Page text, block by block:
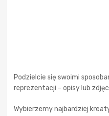
Podzielcie się swoimi
reprezentacji – opisy lub
Wybierzemy najbardziej